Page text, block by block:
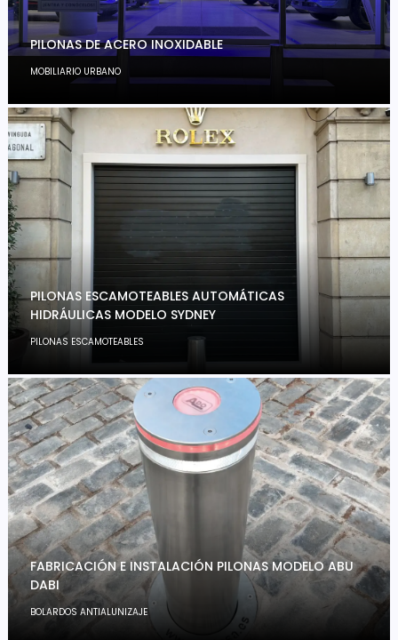
PILONAS DE ACERO INOXIDABLE
MOBILIARIO URBANO
PILONAS ESCAMOTEABLES AUTOMÁTICAS
HIDRÁULICAS MODELO SYDNEY
PILONAS ESCAMOTEABLES
FABRICACIÓN E INSTALACIÓN PILONAS MODELO ABU
DABI
BOLARDOS ANTIALUNIZAJE